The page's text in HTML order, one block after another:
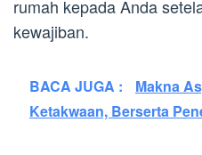
rumah kepada Anda
kewajiban.
BACA JUGA :
Makna
Ketakwaan, Berserta